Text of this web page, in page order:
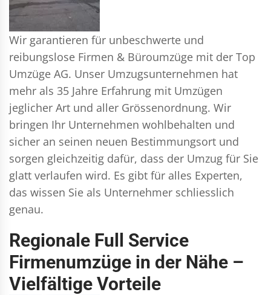
Wir garantieren für unbeschwerte und
reibungslose Firmen & Büroumzüge mit der Top
Umzüge AG. Unser Umzugsunternehmen hat
mehr als 35 Jahre Erfahrung mit Umzügen
jeglicher Art und aller Grössenordnung. Wir
bringen Ihr Unternehmen wohlbehalten und
sicher an seinen neuen Bestimmungsort und
sorgen gleichzeitig dafür, dass der Umzug für Sie
glatt verlaufen wird. Es gibt für alles Experten,
das wissen Sie als Unternehmer schliesslich
genau.
Regionale Full Service
Firmenumzüge in der Nähe –
Vielfältige Vorteile